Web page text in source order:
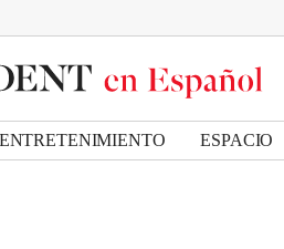
ENTRETENIMIENTO ESPACIO